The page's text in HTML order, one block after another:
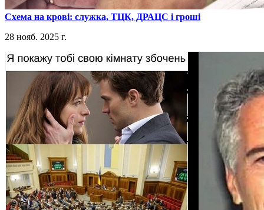
​Схема на крові: служка, ТЦК, ДРАЦС і гроші
28 нояб. 2025 г.